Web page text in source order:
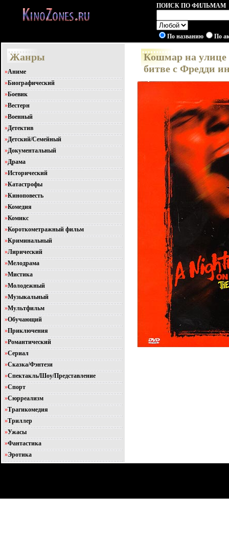
ПОИСК ПО ФИЛЬМАМ
По названию По
Жанры
»Аниме
»Биографический
»Боевик
»Вестерн
»Военный
»Детектив
»Детский/Семейный
»Документальный
»Драма
»Исторический
»Катастрофы
»Киноповесть
»Комедия
»Комикс
»Короткометражный фильм
»Криминальный
»Лирический
»Мелодрама
»Мистика
»Молодежный
»Музыкальный
»Мультфильм
»Обучающий
»Приключения
»Романтический
»Сериал
»Сказка/Фэнтези
»Спектакль/Шоу/Представление
»Спорт
»Сюрреализм
»Трагикомедия
»Триллер
»Ужасы
»Фантастика
»Эротика
Кошмар на улице
битве с Фредди